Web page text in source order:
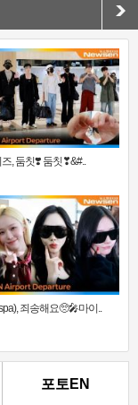
, 둠칫❣️ 둠칫❣&#..
죄송해요🥺🎤마이..
포토EN